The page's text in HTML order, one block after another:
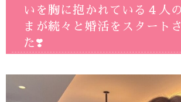
いを胸に抱かれている４人
まが続々と婚活をスタート
た❣️